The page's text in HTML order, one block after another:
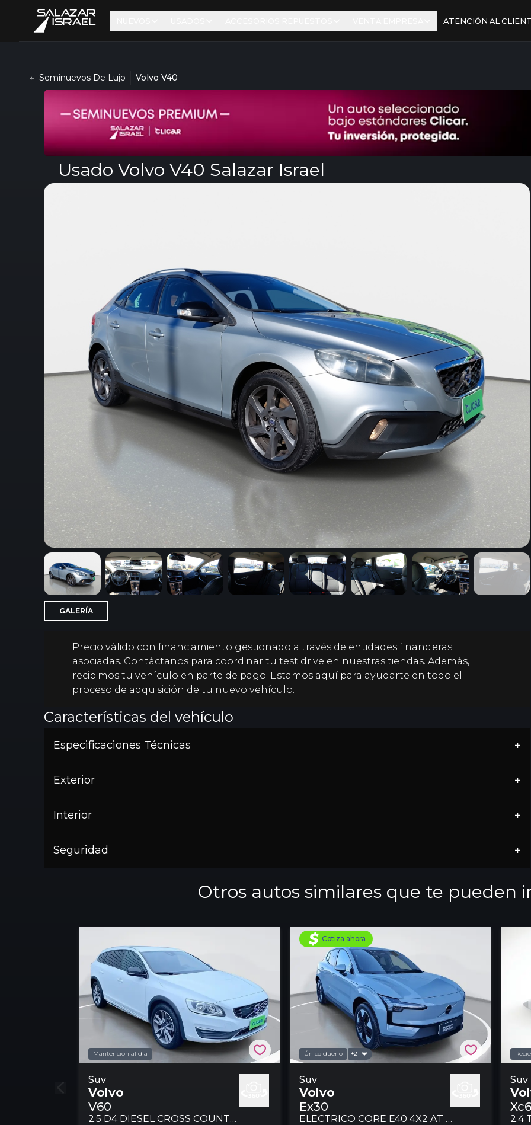
ATENCIÓN AL
Seminuevos De Lujo Volvo V40
Usado Volvo V40 Salazar Israel
GALERÍA
Precio válido con financiamiento gestionado a través de entidades financieras
asociadas. Contáctanos para coordinar tu test drive en nuestras tiendas. Además,
recibimos tu vehículo en parte de pago. Estamos aquí para ayudarte en todo el
proceso de adquisición de tu nuevo vehículo.
Características del vehículo
Especificaciones Técnicas
Exterior
Interior
Seguridad
Otros autos similares que te pueden
Mantención al día
Volvo V60 2.5 D4 Diesel Cross Country
Comfort Awd At 5p Suv
Suv
Volvo
V60
2.5 D4 DIESEL CROSS COUNTRY COMFORT AWD AT 5P
Cotiza ahora
Único dueño +2
Volvo Ex30 Electrico Core E40 4x2 At 5p
Suv
Suv
Volvo
Ex30
ELECTRICO CORE E40 4X2 AT 5P
Suv
2.4